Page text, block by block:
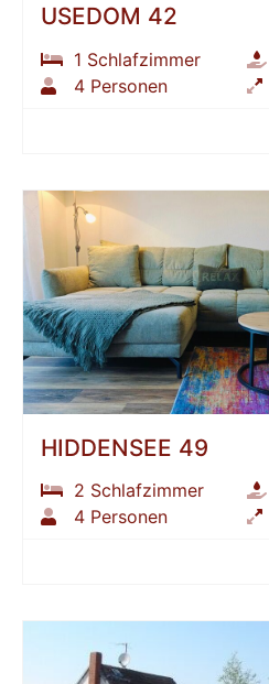
USEDOM 42
1 Schlafzimmer
4 Personen
HIDDENSEE 49
2 Schlafzimmer
4 Personen